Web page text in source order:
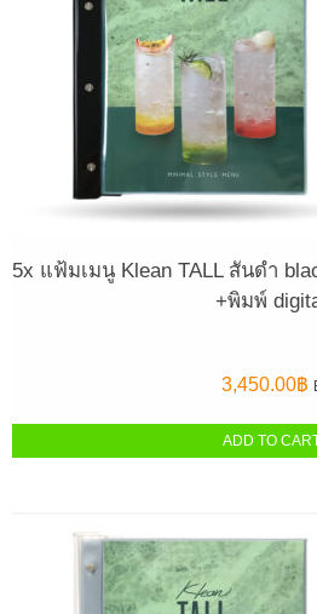
5x แฟ้มเมนู Klean TALL สันดำ
+พิมพ์
3,450.00฿
ADD TO